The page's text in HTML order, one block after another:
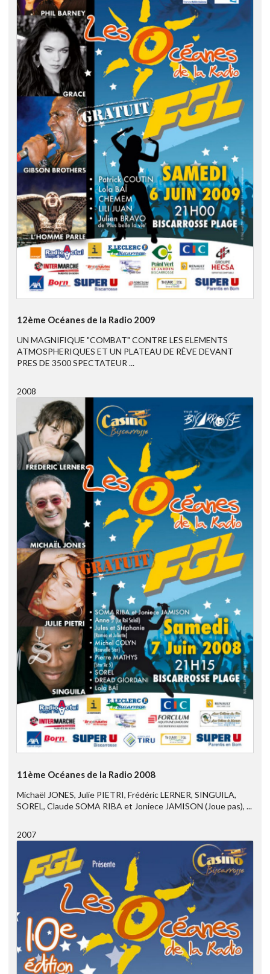
12ème Océanes de la Radio 2009
UN MAGNIFIQUE "COMBAT" CONTRE LES ELEMENTS
ATMOSPHERIQUES ET UN PLATEAU DE RÊVE DEVANT
PRES DE 3500 SPECTATEUR ...
2008
11ème Océanes de la Radio 2008
Michaël JONES, Julie PIETRI, Frédéric LERNER, SINGUILA,
SOREL, Claude SOMA RIBA et Joniece JAMISON (Joue pas), ...
2007